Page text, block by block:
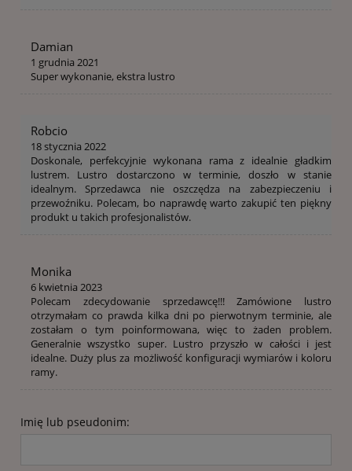
Damian
1 grudnia 2021
Super wykonanie, ekstra lustro
Robcio
18 stycznia 2022
Doskonale, perfekcyjnie wykonana rama z idealnie gładkim
lustrem. Lustro dostarczono w terminie, doszło w stanie
idealnym. Sprzedawca nie oszczędza na zabezpieczeniu i
przewoźniku. Polecam, bo naprawdę warto zakupić ten piękny
produkt u takich profesjonalistów.
Monika
6 kwietnia 2023
Polecam zdecydowanie sprzedawcę!!! Zamówione lustro
otrzymałam co prawda kilka dni po pierwotnym terminie, ale
zostałam o tym poinformowana, więc to żaden problem.
Generalnie wszystko super. Lustro przyszło w całości i jest
idealne. Duży plus za możliwość konfiguracji wymiarów i koloru
ramy.
Imię lub pseudonim: